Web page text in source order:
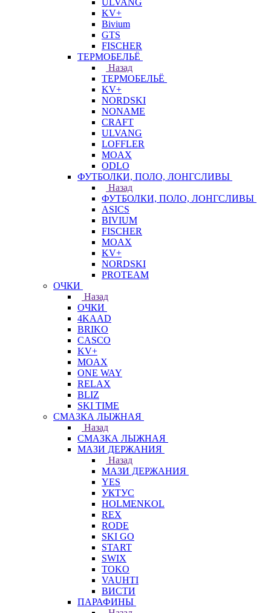
ULVANG
KV+
Bivium
GTS
FISCHER
ТЕРМОБЕЛЬЁ
Назад
ТЕРМОБЕЛЬЁ
KV+
NORDSKI
NONAME
CRAFT
ULVANG
LOFFLER
MOAX
ODLO
ФУТБОЛКИ, ПОЛО, ЛОНГСЛИВЫ
Назад
ФУТБОЛКИ, ПОЛО, ЛОНГСЛИВЫ
ASICS
BIVIUM
FISCHER
MOAX
KV+
NORDSKI
PROTEAM
ОЧКИ
Назад
ОЧКИ
4KAAD
BRIKO
CASCO
KV+
MOAX
ONE WAY
RELAX
BLIZ
SKI TIME
СМАЗКА ЛЫЖНАЯ
Назад
СМАЗКА ЛЫЖНАЯ
МАЗИ ДЕРЖАНИЯ
Назад
МАЗИ ДЕРЖАНИЯ
YES
УКТУС
HOLMENKOL
REX
RODE
SKI GO
START
SWIX
TOKO
VAUHTI
ВИСТИ
ПАРАФИНЫ